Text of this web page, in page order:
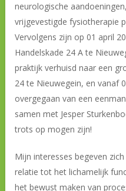
neurologische
vrijgevestigde fysiotherapie
Vervolgens zijn op 01 april
Handelskade 24 A te
praktijk verhuisd naar een
24 te Nieuwegein, en vanaf
overgegaan van een
samen met Jesper
trots op mogen zijn!
Mijn interesses begeven
relatie tot het lichamelijk
het bewust maken van